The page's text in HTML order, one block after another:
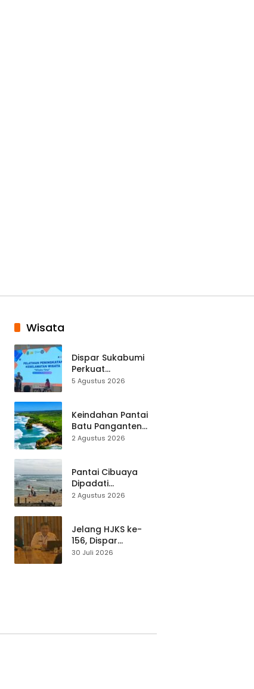
Wisata
Dispar Sukabumi
Perkuat
Keselamatan
Mitigasi hingga
Teknik Evakuasi
5 Agustus 2026
Keindahan Pantai
Batu Panganten
Mulai Dilirik
2 Agustus 2026
Pantai Cibuaya
Dipadati
Wisatawan,
Waspada
2 Agustus 2026
Jelang HJKS ke-
156, Dispar
Kabupaten
30 Juli 2026